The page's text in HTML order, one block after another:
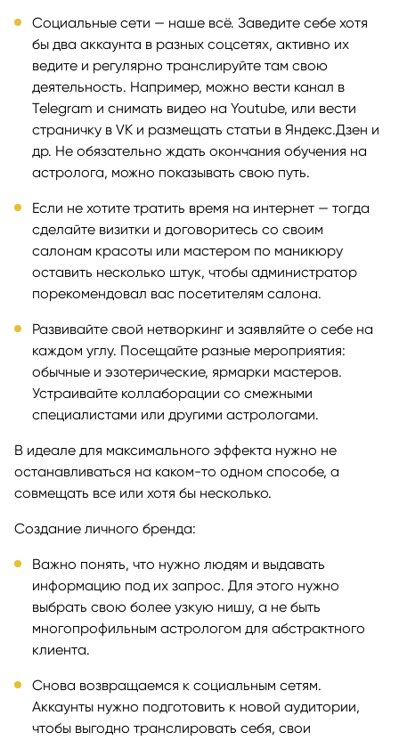
Социальные сети — наше всё. Заведите себе хотя
бы два аккаунта в разных соцсетях, активно их
ведите и регулярно транслируйте там свою
деятельность. Например, можно вести канал в
Telegram и снимать видео на Youtube, или вести
страничку в VK и размещать статьи в Яндекс.Дзен и
др. Не обязательно ждать окончания обучения на
астролога, можно показывать свою путь.
Если не хотите тратить время на интернет — тогда
сделайте визитки и договоритесь со своим
салонам красоты или мастером по маникюру
оставить несколько штук, чтобы администратор
порекомендовал вас посетителям салона.
Развивайте свой нетворкинг и заявляйте о себе на
каждом углу. Посещайте разные мероприятия:
обычные и эзотерические, ярмарки мастеров.
Устраивайте коллаборации со смежными
специалистами или другими астрологами.
В идеале для максимального эффекта нужно не
останавливаться на каком-то одном способе, а
совмещать все или хотя бы несколько.
Создание личного бренда:
Важно понять, что нужно людям и выдавать
информацию под их запрос. Для этого нужно
выбрать свою более узкую нишу, а не быть
многопрофильным астрологом для абстрактного
клиента.
Снова возвращаемся к социальным сетям.
Аккаунты нужно подготовить к новой аудитории,
чтобы выгодно транслировать себя, свои